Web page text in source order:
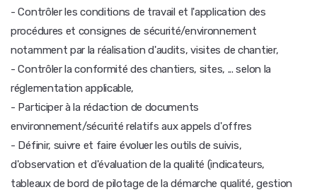
- Contrôler les conditions de travail et l'application des
procédures et consignes de sécurité/environnement
notamment par la réalisation d'audits, visites de chantier,
- Contrôler la conformité des chantiers, sites, ... selon la
réglementation applicable,
- Participer à la rédaction de documents
environnement/sécurité relatifs aux appels d'offres
- Définir, suivre et faire évoluer les outils de suivis,
d'observation et d'évaluation de la qualité (indicateurs,
tableaux de bord de pilotage de la démarche qualité, gestion